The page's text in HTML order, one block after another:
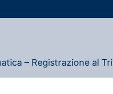
– Registrazione al